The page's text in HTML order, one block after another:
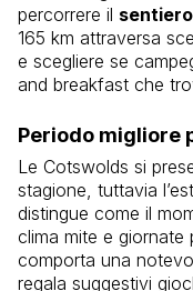
percorrere il
165 km attraversa
e scegliere se
and breakfast che
Periodo migliore
Le Cotswolds si
stagione, tuttavia
distingue come il
clima mite e
comporta una
regala suggestivi